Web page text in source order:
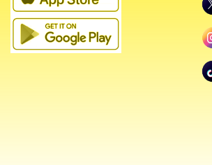
intensifica as secas, os incêndios
pragas e reduz drasticamente a
colheitas quando os limites críticos de